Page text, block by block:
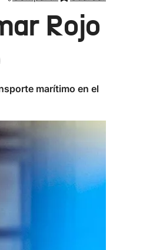
Lo último
Rojo
marítimo en el